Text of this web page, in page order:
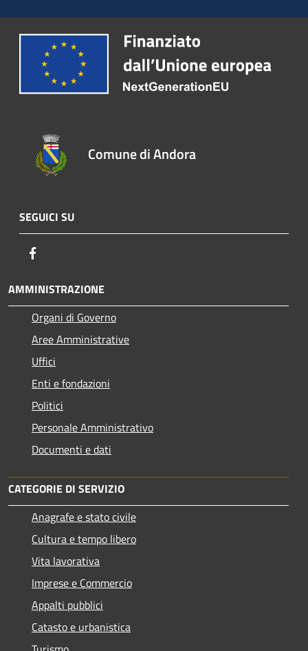
Comune di Andora
SEGUICI SU
AMMINISTRAZIONE
Organi di Governo
Aree Amministrative
Uffici
Enti e fondazioni
Politici
Personale Amministrativo
Documenti e dati
CATEGORIE DI SERVIZIO
Anagrafe e stato civile
Cultura e tempo libero
Vita lavorativa
Imprese e Commercio
Appalti pubblici
Catasto e urbanistica